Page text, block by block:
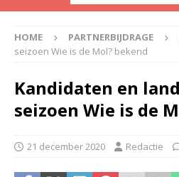
HOME PARTNERBIJDRAGE
seizoen Wie is de Mol? bekend
Kandidaten en
seizoen Wie is de
21 december 2020 Redactie